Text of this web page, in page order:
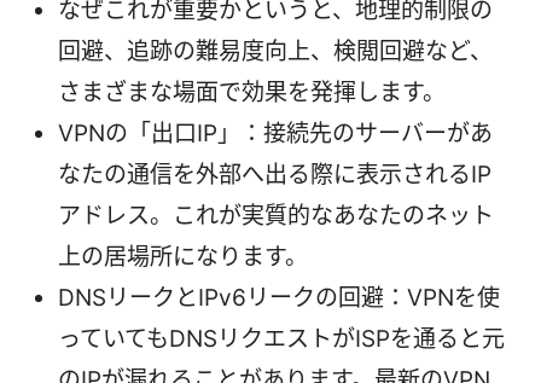
なぜこれが重要かというと、地理的制限の
回避、追跡の難易度向上、検閲回避など、
さまざまな場面で効果を発揮します。
VPNの「出口IP」：接続先のサーバーがあ
なたの通信を外部へ出る際に表示されるIP
アドレス。これが実質的なあなたのネット
上の居場所になります。
DNSリークとIPv6リークの回避：VPNを使
っていてもDNSリクエストがISPを通ると元